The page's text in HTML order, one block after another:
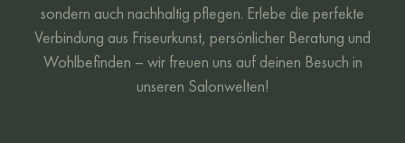
sondern auch nachhaltig pflegen. Erlebe die perfekte
Verbindung aus Friseurkunst, persönlicher Beratung und
Wohlbefinden – wir freuen uns auf deinen Besuch in
unseren Salonwelten!